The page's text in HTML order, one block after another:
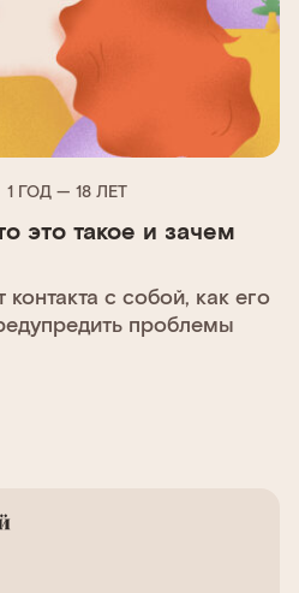
1 ГОД — 18 ЛЕТ
это такое и зачем
с собой, как его
проблемы